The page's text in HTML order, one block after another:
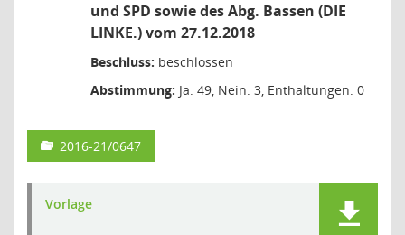
und SPD sowie des Abg. Bassen (DIE
LINKE.) vom 27.12.2018
Beschluss: beschlossen
Abstimmung: Ja: 49, Nein: 3, Enthaltungen: 0
2016-21/0647
Vorlage